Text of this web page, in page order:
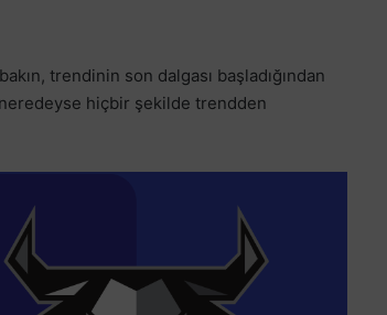
trendinin son dalgası başladığından
hiçbir şekilde trendden